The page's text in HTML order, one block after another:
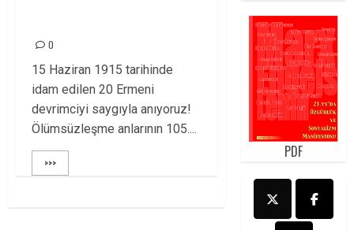
0
15 Haziran 1915 tarihinde
idam edilen 20 Ermeni
devrimciyi saygıyla anıyoruz!
Ölümsüzleşme anlarının 105....
>>>
PDF